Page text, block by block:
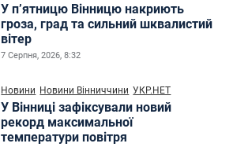
У п’ятницю Вінницю накриють
гроза, град та сильний шквалистий
вітер
7 Серпня, 2026, 8:32
Новини Новини Вінниччини УКР.НЕТ
У Вінниці зафіксували новий
рекорд максимальної
температури повітря